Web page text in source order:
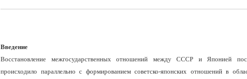
Введение
Восстановление межгосударственных отношений между СССР и Японией
происходило параллельно с формированием советско-японских отношений в